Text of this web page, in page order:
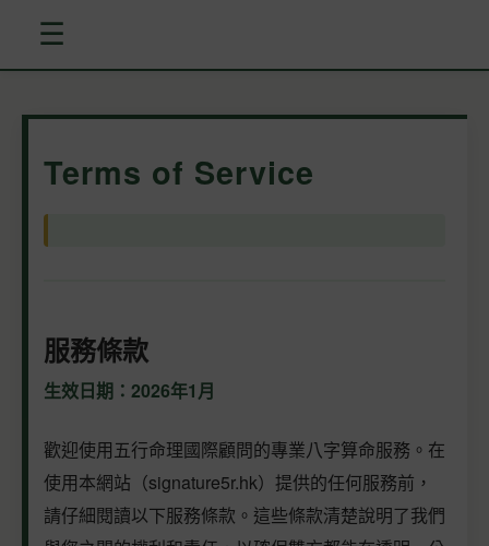
☰
Terms of Service
服務條款
生效日期：2026年1月
歡迎使用五行命理國際顧問的專業八字算命服務。在
使用本網站（signature5r.hk）提供的任何服務前，
請仔細閱讀以下服務條款。這些條款清楚說明了我們